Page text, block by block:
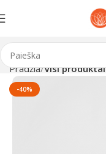
Pradžia Visi produktai
-40%